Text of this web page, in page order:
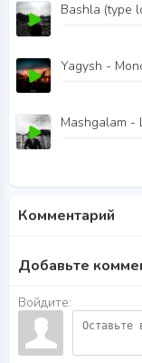
Yagysh -
Mashgalam -
Комментарий
Добавьте
Войдите: